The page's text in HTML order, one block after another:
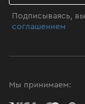
Подписываясь,
соглашением
Мы принимаем: